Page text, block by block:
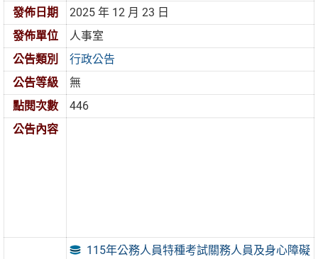
發佈日期
2025 年 12 月 23 日
發佈單位
人事室
公告類別
行政公告
公告等級
無
點閱次數
446
公告內容
115年公務人員特種考試關務人員及身心障礙